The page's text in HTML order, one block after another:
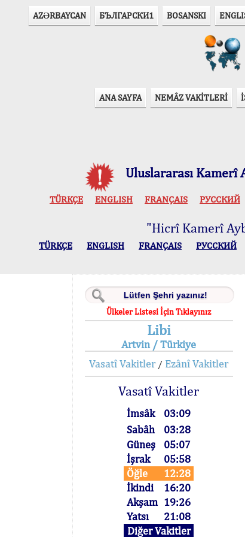
AZӘRBAYCAN БЪЛГАРСКИ1 BOSANSKI
ANA SAYFA NEMÂZ VAKİTLERİ
Uluslararası Kamerî
TÜRKÇE ENGLISH FRANÇAIS РУССКИЙ
"Hicrî Kamerî
TÜRKÇE ENGLISH FRANÇAIS РУССКИЙ
Ülkeler Listesi İçin Tıklayınız
Libi
Artvin / Türkiye
Vasatî Vakitler/ Ezânî Vakitler
Vasatî Vakitler
İmsâk
03:09
Sabâh
03:28
Güneş
05:07
İşrak
05:58
Öğle
12:28
İkindi
16:20
Akşam 19:26
Yatsı
21:08
Diğer Vakitler